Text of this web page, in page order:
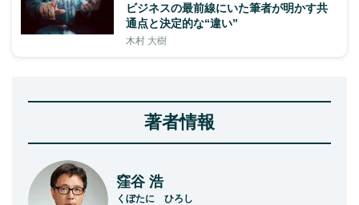
ビジネスの最前線にいた筆者が明かす共
通点と決定的な“違い”
木村 大樹
著者情報
窪谷 浩
くぼたに ひろし